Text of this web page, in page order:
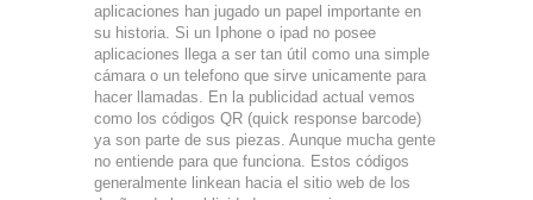
aplicaciones han jugado un papel importante en
su historia. Si un Iphone o ipad no posee
aplicaciones llega a ser tan útil como una simple
cámara o un telefono que sirve unicamente para
hacer llamadas. En la publicidad actual vemos
como los códigos QR (quick response barcode)
ya son parte de sus piezas. Aunque mucha gente
no entiende para que funciona. Estos códigos
generalmente linkean hacia el sitio web de los